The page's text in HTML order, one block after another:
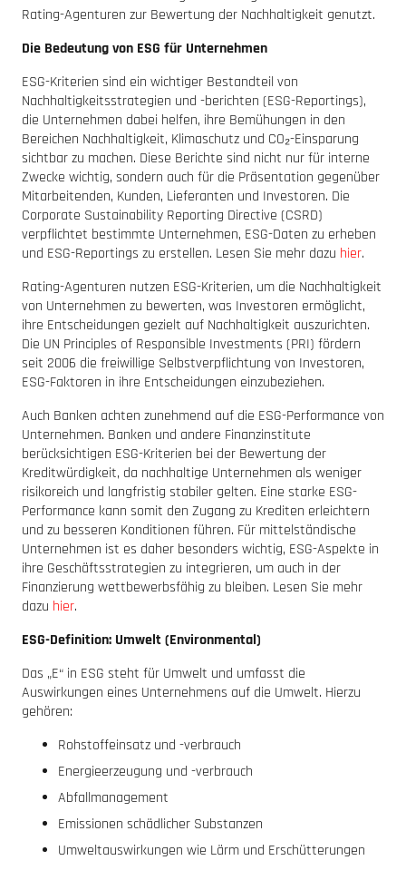
Rating-Agenturen zur Bewertung der Nachhaltigkeit genutzt.
Die Bedeutung von ESG für Unternehmen
ESG-Kriterien sind ein wichtiger Bestandteil von
Nachhaltigkeitsstrategien und -berichten (ESG-Reportings),
die Unternehmen dabei helfen, ihre Bemühungen in den
Bereichen Nachhaltigkeit, Klimaschutz und CO₂-Einsparung
sichtbar zu machen. Diese Berichte sind nicht nur für interne
Zwecke wichtig, sondern auch für die Präsentation gegenüber
Mitarbeitenden, Kunden, Lieferanten und Investoren. Die
Corporate Sustainability Reporting Directive (CSRD)
verpflichtet bestimmte Unternehmen, ESG-Daten zu erheben
und ESG-Reportings zu erstellen. Lesen Sie mehr dazu hier.
Rating-Agenturen nutzen ESG-Kriterien, um die Nachhaltigkeit
von Unternehmen zu bewerten, was Investoren ermöglicht,
ihre Entscheidungen gezielt auf Nachhaltigkeit auszurichten.
Die UN Principles of Responsible Investments (PRI) fördern
seit 2006 die freiwillige Selbstverpflichtung von Investoren,
ESG-Faktoren in ihre Entscheidungen einzubeziehen.
Auch Banken achten zunehmend auf die ESG-Performance von
Unternehmen. Banken und andere Finanzinstitute
berücksichtigen ESG-Kriterien bei der Bewertung der
Kreditwürdigkeit, da nachhaltige Unternehmen als weniger
risikoreich und langfristig stabiler gelten. Eine starke ESG-
Performance kann somit den Zugang zu Krediten erleichtern
und zu besseren Konditionen führen. Für mittelständische
Unternehmen ist es daher besonders wichtig, ESG-Aspekte in
ihre Geschäftsstrategien zu integrieren, um auch in der
Finanzierung wettbewerbsfähig zu bleiben. Lesen Sie mehr
dazu hier.
ESG-Definition: Umwelt (Environmental)
Das „E“ in ESG steht für Umwelt und umfasst die
Auswirkungen eines Unternehmens auf die Umwelt. Hierzu
gehören:
Rohstoffeinsatz und -verbrauch
Energieerzeugung und -verbrauch
Abfallmanagement
Emissionen schädlicher Substanzen
Umweltauswirkungen wie Lärm und Erschütterungen